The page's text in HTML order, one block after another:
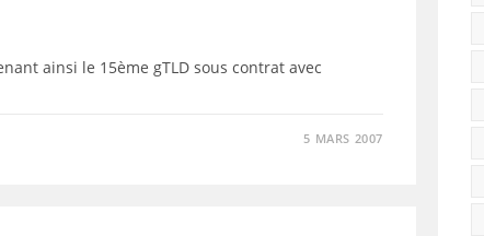
ainsi le 15ème gTLD sous contrat avec
5 MARS 2007